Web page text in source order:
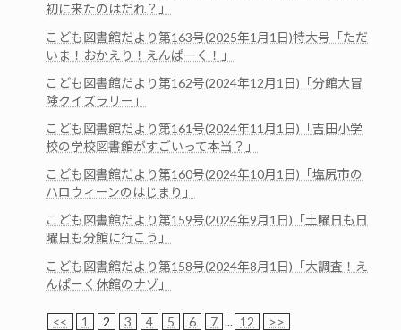
初に来たのはだれ？」
こども図書館だより第163号(2025年1月1日)特大号「ただ
いま！おかえり！えんぱーく！」
こども図書館だより第162号(2024年12月1日)「分館大冒
険クイズラリー」
こども図書館だより第161号(2024年11月1日)「吉田小学
校の学校図書館がすごいって本当？」
こども図書館だより第160号(2024年10月1日)「塩尻市の
ハロウィーンのはじまり」
こども図書館だより第159号(2024年9月1日)「土曜日も日
曜日も分館に行こう」
こども図書館だより第158号(2024年8月1日)「大調査！え
んぱーく休館のナゾ」
<< 1 2 3 4 5 6 7 ... 12 >>